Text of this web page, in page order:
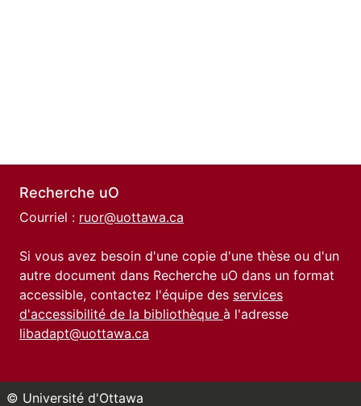
Recherche uO
Courriel : ruor@uottawa.ca
Si vous avez besoin d'une copie d'une thèse ou d'un
autre document dans Recherche uO dans un format
accessible, contactez l'équipe des services
d'accessibilité de la bibliothèque à l'adresse
libadapt@uottawa.ca
© Université d'Ottawa